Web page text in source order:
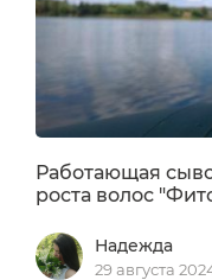
Работающая
роста волос
Надежда
29 августа